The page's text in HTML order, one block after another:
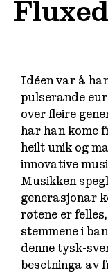
Idéen var å
pulserande
over fleire
har han kome
heilt unik og
innovative
Musikken
generasjonar
røtene er
stemmene i
denne tysk-
besetninga av